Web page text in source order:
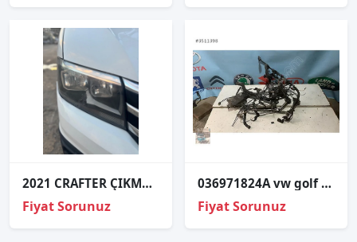
2021 CRAFTER ÇIKMA ORJİNAL SAĞ ÖN FAR
Fiyat Sorunuz
036971824A vw golf motor içi tesisat
Fiyat Sorunuz